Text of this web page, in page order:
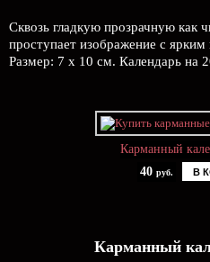
Сквозь гладкую прозрачную как
проступает изображение с
Размер: 7 х 10 см. Календарь на
Карманный
40 руб. В
Карманный